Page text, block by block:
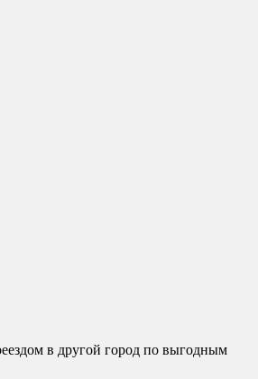
в другой город по выгодным